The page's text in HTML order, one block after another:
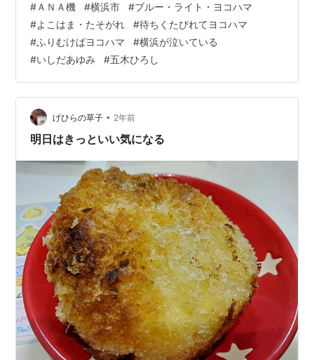
さんと「マルシア」さんである。 それだけ、「横浜」は
魅力的な都市なのであろうか。と言うのも、横浜市は市
区町村人口ランキングで大阪市（約２７９万人）を凌
ぐ、約３７７万人と一番多いマンモス都市
（https://uub.jp/rnk/c19_j.html）となっているからであ
る。 それも、１９８０年…
#ＡＮＡ機 #横浜市 #ブルー・ライト・ヨコハマ
#よこはま・たそがれ #待ちくたびれてヨコハマ
#ふりむけばヨコハマ #横浜が泣いている
#いしだあゆみ #五木ひろし
げひらの草子 • 2年前
明日はきっといい気になる